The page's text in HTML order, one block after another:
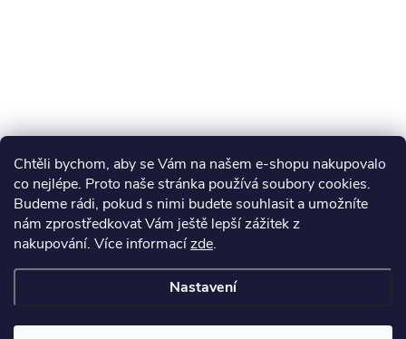
Chtěli bychom, aby se Vám na našem e-shopu nakupovalo
co nejlépe. Proto naše stránka používá soubory cookies.
Budeme rádi, pokud s nimi budete souhlasit a umožníte
nám zprostředkovat Vám ještě lepší zážitek z
nakupování. Více informacízde.
Nastavení